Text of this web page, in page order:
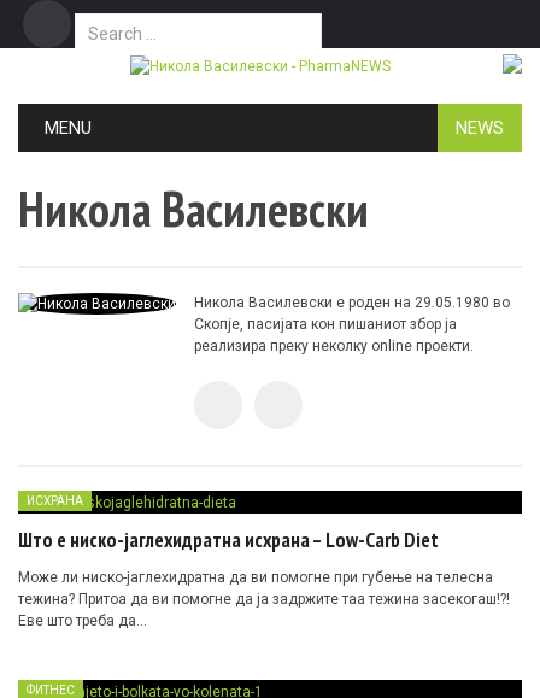
Search for:
MENU NEWS
Никола Василевски
Никола Василевски е роден на 29.05.1980 во
Скопје, пасијата кон пишаниот збор ја
реализира преку неколку online проекти.
ИСХРАНА
Што е ниско-јаглехидратна исхрана – Low-Carb Diet
Може ли ниско-јаглехидратна да ви помогне при губење на телесна
тежина? Притоа да ви помогне да ја задржите таа тежина засекогаш!?!
Еве што треба да…
ФИТНЕС